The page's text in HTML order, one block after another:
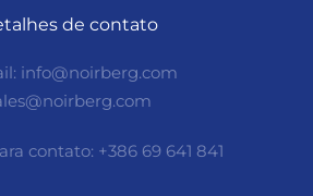
de contato
info@noirberg.com
contato: +386 69 641 841